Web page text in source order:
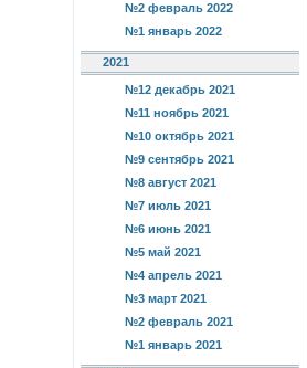
№2 февраль 2022
№1 январь 2022
2021
№12 декабрь 2021
№11 ноябрь 2021
№10 октябрь 2021
№9 сентябрь 2021
№8 август 2021
№7 июль 2021
№6 июнь 2021
№5 май 2021
№4 апрель 2021
№3 март 2021
№2 февраль 2021
№1 январь 2021